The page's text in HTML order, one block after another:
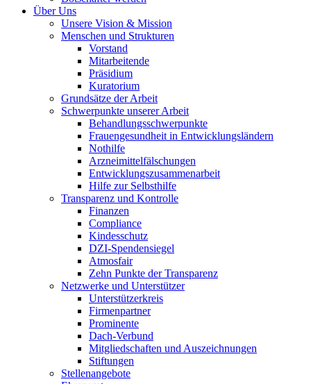
Über Uns
Unsere Vision & Mission
Menschen und Strukturen
Vorstand
Mitarbeitende
Präsidium
Kuratorium
Grundsätze der Arbeit
Schwerpunkte unserer Arbeit
Behandlungs­schwerpunkte
Frauengesundheit in Entwicklungsländern
Nothilfe
Arzneimittel­fälschungen
Entwicklungs­zusammenarbeit
Hilfe zur Selbsthilfe
Transparenz und Kontrolle
Finanzen
Compliance
Kindesschutz
DZI-Spendensiegel
Atmosfair
Zehn Punkte der Transparenz
Netzwerke und Unterstützer
Unterstützerkreis
Firmenpartner
Prominente
Dach-Verbund
Mitgliedschaften und Auszeichnungen
Stiftungen
Stellenangebote